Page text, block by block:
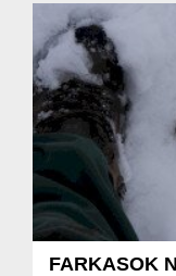
FARKASOK